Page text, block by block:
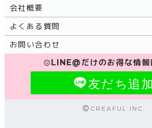
会社概要
よくある質問
お問い合わせ
LINE@だけのお得な情報
友だち追加
CREAFUL INC.